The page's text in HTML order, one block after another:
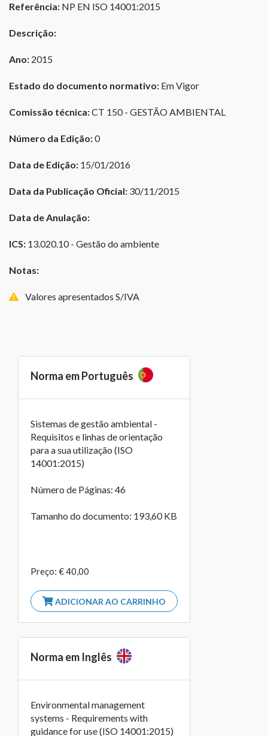
Referência: NP EN ISO 14001:2015
Descrição:
Ano: 2015
Estado do documento normativo: Em Vigor
Comissão técnica:CT 150 - GESTÃO AMBIENTAL
Número da Edição:0
Data de Edição: 15/01/2016
Data da Publicação Oficial: 30/11/2015
Data de Anulação:
ICS: 13.020.10 - Gestão do ambiente
Notas:
Valores apresentados S/IVA
Norma em Português
Sistemas de gestão ambiental -
Requisitos e linhas de orientação
para a sua utilização (ISO
14001:2015)
Número de Páginas: 46
Tamanho do documento: 193,60 KB
Preço: € 40,00
ADICIONAR AO CARRINHO
Norma em Inglês
Environmental management
systems - Requirements with
guidance for use (ISO 14001:2015)